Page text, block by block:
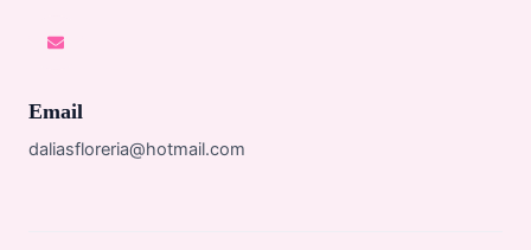
Email
daliasfloreria@hotmail.com